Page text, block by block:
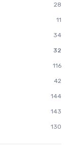
28
11
34
32
116
42
144
143
130